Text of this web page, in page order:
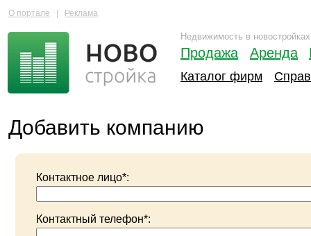
О портале Реклама
Недвижимость в
Продажа Аренда
Каталог фирм
Добавить компанию
Контактное лицо*:
Контактный телефон*: